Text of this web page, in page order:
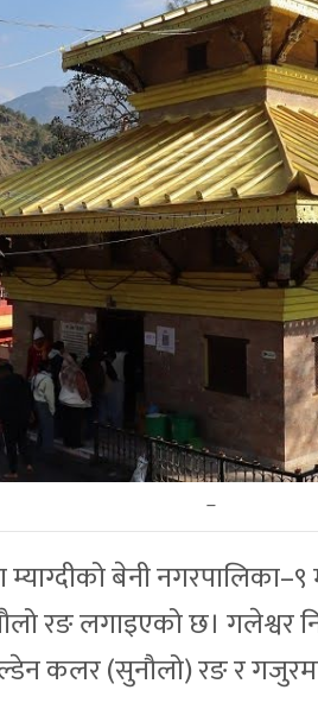
–
म्याग्दीको बेनी
रङ लगाइएको छ। गलेश्वर
कलर (सुनौलो) रङ र